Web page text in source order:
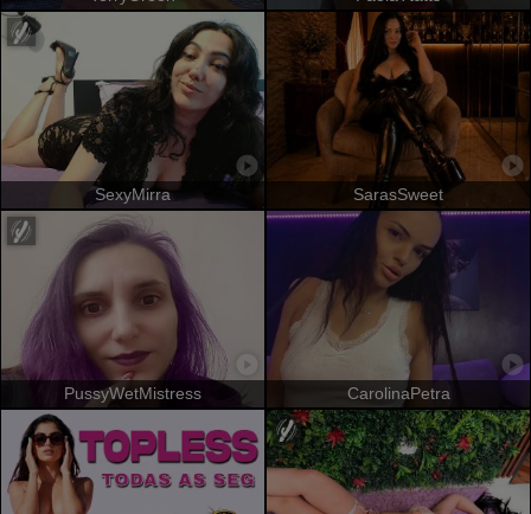
SexyMirra SarasSweet
PussyWetMistress CarolinaPetra